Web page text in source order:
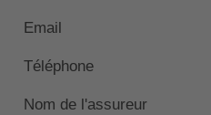
Email
Téléphone
Nom de l'assureur